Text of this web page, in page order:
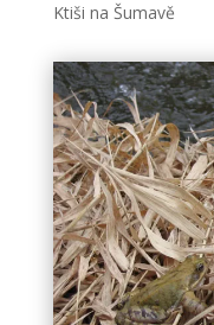
Ktiši na Šumavě